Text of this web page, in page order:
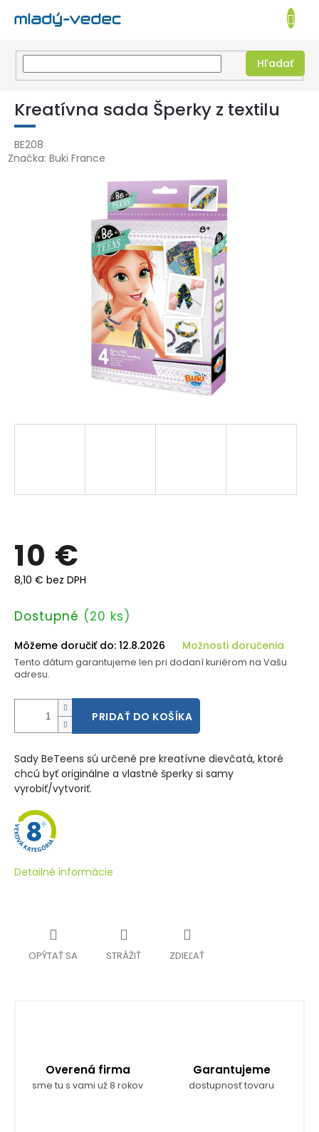
Prejsť
obsah
EUR
Hľadať
KOŠÍK
Kreatívna sada Šperky z textilu
BE208
Značka: Buki France
10 €
8,10 € bez DPH
Jednotková
Dostupné (20 ks)
Môžeme doručiť do: 12.8.2026 Možnosti doručenia
Tento dátum garantujeme len pri dodaní kuriérom na Vašu
adresu.
PRIDAŤ DO KOŠÍKA
Sady BeTeens sú určené pre kreatívne dievčatá, ktoré
chcú byť originálne a vlastné šperky si samy
vyrobiť/vytvoriť.
Detailné informácie
OPÝTAŤ SA STRÁŽIŤ ZDIEĽAŤ
Overená firma
sme tu s vami už 8 rokov
Garantujeme
dostupnosť tovaru